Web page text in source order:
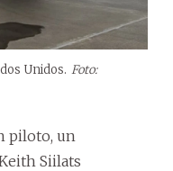
Unidos. Foto:
piloto, un
Siilats